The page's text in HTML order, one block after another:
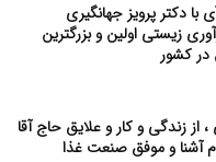
با دکتر پرویز جهانگیری
زیستی اولین و بزرگترین
در کشور
از زندگی و کار و علایق حاج آقا
آشنا و موفق صنعت غذا